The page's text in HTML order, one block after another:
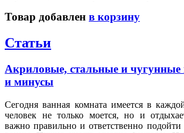
Товар добавлен в корзину
Статьи
Акриловые, стальные и
и минусы
Сегодня ванная комната имеется в
человек не только моется, но и
важно правильно и ответственно